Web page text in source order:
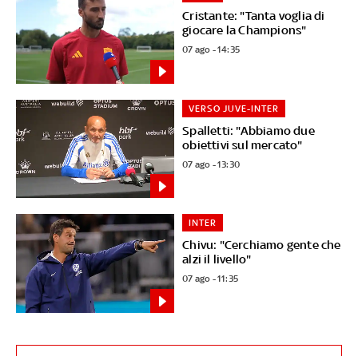
Cristante: "Tanta voglia di
giocare la Champions"
07 ago - 14:35
Spalletti: "Abbiamo due
obiettivi sul mercato"
VERSO JUVE-INTER
07 ago - 13:30
Chivu: "Cerchiamo gente che
alzi il livello"
INTER
07 ago - 11:35